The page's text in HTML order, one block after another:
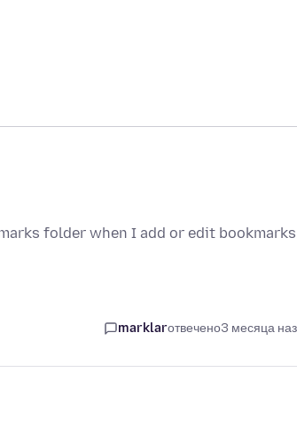
folder when I add or edit
marklarотвечено3 месяца